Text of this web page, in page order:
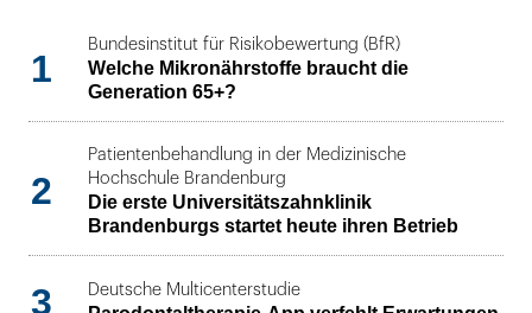
1
Bundesinstitut für Risikobewertung (BfR)
Welche Mikronährstoffe braucht die
Generation 65+?
2
Patientenbehandlung in der Medizinische
Hochschule Brandenburg
Die erste Universitätszahnklinik
Brandenburgs startet heute ihren Betrieb
3 Deutsche Multicenterstudie